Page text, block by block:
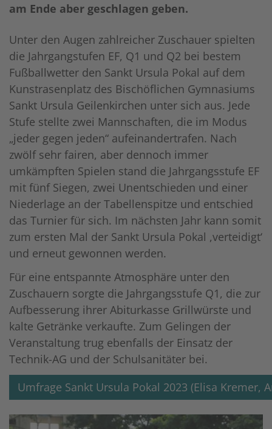
am Ende aber geschlagen geben.
Unter den Augen zahlreicher Zuschauer spielten
die Jahrgangstufen EF, Q1 und Q2 bei bestem
Fußballwetter den Sankt Ursula Pokal auf dem
Kunstrasenplatz des Bischöflichen Gymnasiums
Sankt Ursula Geilenkirchen unter sich aus. Jede
Stufe stellte zwei Mannschaften, die im Modus
„jeder gegen jeden“ aufeinandertrafen. Nach
zwölf sehr fairen, aber dennoch immer
umkämpften Spielen stand die Jahrgangsstufe EF
mit fünf Siegen, zwei Unentschieden und einer
Niederlage an der Tabellenspitze und entschied
das Turnier für sich. Im nächsten Jahr kann somit
zum ersten Mal der Sankt Ursula Pokal ,verteidigt‘
und erneut gewonnen werden.
Für eine entspannte Atmosphäre unter den
Zuschauern sorgte die Jahrgangsstufe Q1, die zur
Aufbesserung ihrer Abiturkasse Grillwürste und
kalte Getränke verkaufte. Zum Gelingen der
Veranstaltung trug ebenfalls der Einsatz der
Technik-AG und der Schulsanitäter bei.
Umfrage Sankt Ursula Pokal 2023 (Elisa Kremer,